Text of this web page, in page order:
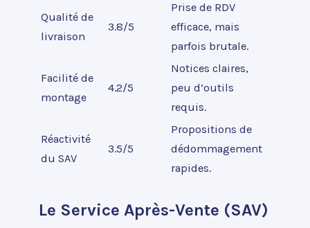
Qualité de
livraison
3.8/5
Prise de RDV
efficace, mais
parfois brutale.
Facilité de
montage
4.2/5
Notices claires,
peu d’outils
requis.
Réactivité
du SAV
3.5/5
Propositions de
dédommagement
rapides.
Le Service Après-Vente (SAV)